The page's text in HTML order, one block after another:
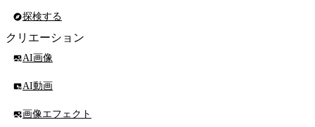
探検する
クリエーション
AI画像
AI動画
画像エフェクト